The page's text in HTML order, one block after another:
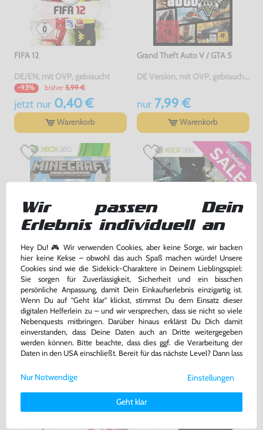
FIFA 12
DE/EN, mit OVP, gebraucht
-93% bisher 5,99 €
jetzt nur0,40 €
Warenkorb
Grand Theft Auto V / GTA 5
DE Version, mit OVP, gebraucht, USK18
nur7,99 €
Warenkorb
Minecraft
DE Version, mit OVP, gebraucht
nur22,99 €
Warenkorb
Call of Duty: Black Ops
-11% bisher 8,99 €
jetzt nur7,99 €
Warenkorb
DAS HABEN ANDERE DAZU
-50%
Wir passen Dein
Erlebnis individuell an
Hey Du! 🎮 Wir verwenden Cookies, aber keine Sorge, wir backen
hier keine Kekse – obwohl das auch Spaß machen würde! Unsere
Cookies sind wie die Sidekick-Charaktere in Deinem Lieblingsspiel:
Sie sorgen für Zuverlässigkeit, Sicherheit und ein bisschen
persönliche Anpassung, damit Dein Einkaufserlebnis einzigartig ist.
Wenn Du auf "Geht klar" klickst, stimmst Du dem Einsatz dieser
digitalen Helferlein zu – und wir versprechen, dass sie nicht so viele
Nebenquests mitbringen. Darüber hinaus erklärst Du Dich damit
einverstanden, dass Deine Daten auch an Dritte weitergegeben
werden können. Bitte beachte, dass dies ggf. die Verarbeitung der
Daten in den USA einschließt. Bereit für das nächste Level? Dann lass
Weitere Informationen zu den von uns verwendeten Cookies und
Deinen Rechten als Nutzer findest Du in unsererDaten­schutz­
Impressum.
Einstellungen
Geht klar
Nur Notwendige